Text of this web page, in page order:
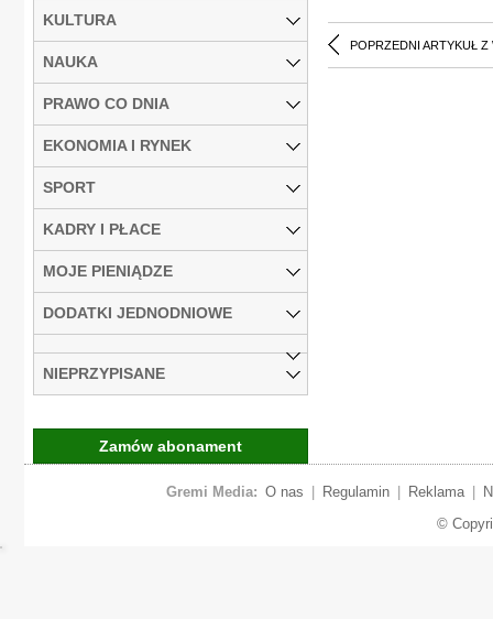
POPRZEDNI ARTYKUŁ Z
KULTURA
NAUKA
PRAWO CO DNIA
EKONOMIA I RYNEK
SPORT
KADRY I PŁACE
MOJE PIENIĄDZE
DODATKI JEDNODNIOWE
NIEPRZYPISANE
Zamów abonament
Gremi Media: O nas Regulamin Reklama
©